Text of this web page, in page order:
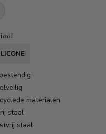
materialen
staal
staal